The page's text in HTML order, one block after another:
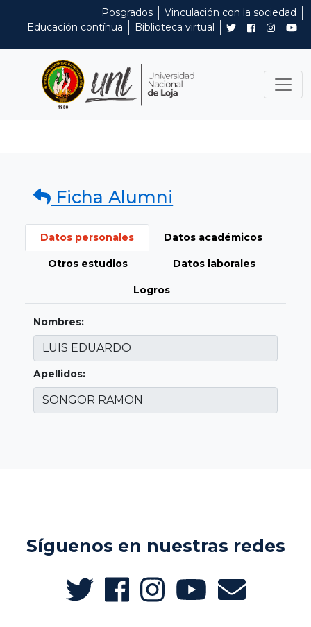
Posgrados
Vinculación con la sociedad
Educación contínua
Biblioteca virtual
Ficha Alumni
Datos personales Datos académicos
Otros estudios Datos laborales
Logros
Nombres:
Apellidos:
Síguenos en nuestras redes